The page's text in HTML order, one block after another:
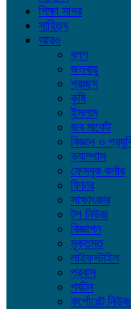
শিক্ষা সাগর
সাহিত্য
আরও
ব্লগ
জলবায়ু
প্রচ্ছদ
কৃষি
ইসলাম
জব মার্কেট
বিজ্ঞান ও
ক্যাম্পাস
ফেসবুক কর্নার
ফিচার
সাক্ষাৎকার
টপ নিউজ
বিজ্ঞাপন
মুক্তমত
লাইফস্টাইল
প্রবাস
পর্যটন
কর্পোরেট নিউজ